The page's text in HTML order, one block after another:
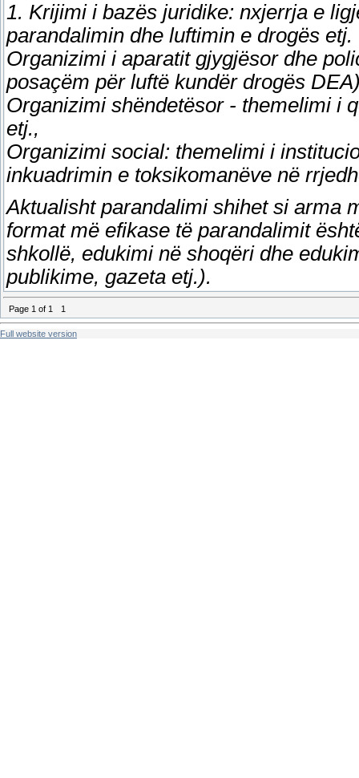
1. Krijimi i bazës juridike: nxjerrja e
parandalimin dhe luftimin e drogës etj.
Organizimi i aparatit gjygjësor dhe
posaçëm për luftë kundër drogës
Organizimi shëndetësor - themelimi i
etj.,
Organizimi social: themelimi i
inkuadrimin e toksikomanëve në
Aktualisht parandalimi shihet si arma
format më efikase të parandalimit
shkollë, edukimi në shoqëri dhe
publikime, gazeta etj.).
Page 1 of 1 1
Full website version